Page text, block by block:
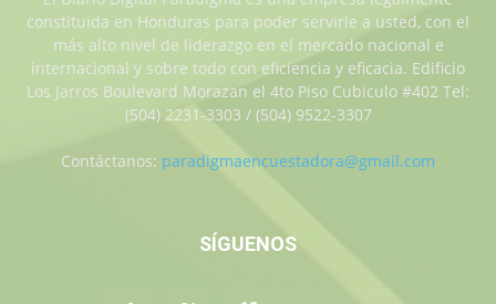
constituida en Honduras para poder servirle a usted, con el
más alto nivel de liderazgo en el mercado nacional e
internacional y sobre todo con eficiencia y eficacia. Edificio
Los Jarros Boulevard Morazan el 4to Piso Cubiculo #402 Tel:
(504) 2231-3303 / (504) 9522-3307
Contáctanos: paradigmaencuestadora@gmail.com
SÍGUENOS